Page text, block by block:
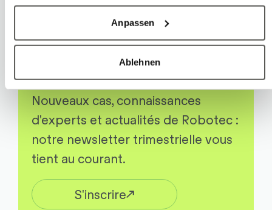
Anpassen
Ablehnen
Robotec Newsletter
Nouveaux cas, connaissances
d'experts et actualités de Robotec :
notre newsletter trimestrielle vous
tient au courant.
S'inscrire